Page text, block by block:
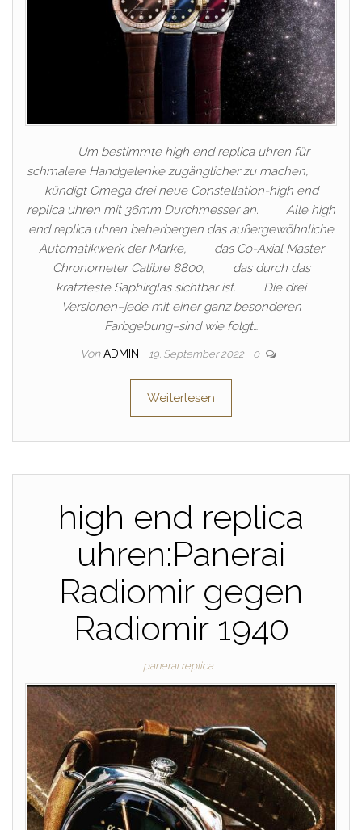
Um bestimmte high end replica uhren für
schmalere Handgelenke zugänglicher zu machen,
kündigt Omega drei neue Constellation-high end
replica uhren mit 36​​mm Durchmesser an. Alle high
end replica uhren beherbergen das außergewöhnliche
Automatikwerk der Marke, das Co-Axial Master
Chronometer Calibre 8800, das durch das
kratzfeste Saphirglas sichtbar ist. Die drei
Versionen–jede mit einer ganz besonderen
Farbgebung–sind wie folgt…
Von ADMIN 19. September 2022 0
Weiterlesen
high end replica
uhren:Panerai
Radiomir gegen
Radiomir 1940
panerai replica